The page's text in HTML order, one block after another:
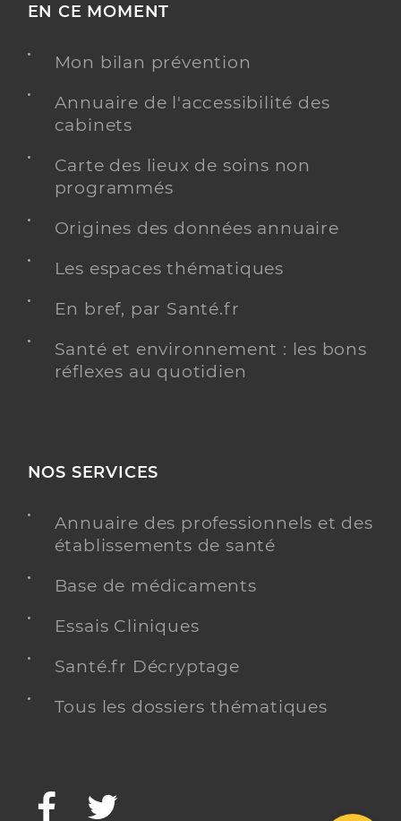
EN CE MOMENT
Mon bilan prévention
Annuaire de l'accessibilité des
cabinets
Carte des lieux de soins non
programmés
Origines des données annuaire
Les espaces thématiques
En bref, par Santé.fr
Santé et environnement : les bons
réflexes au quotidien
NOS SERVICES
Annuaire des professionnels et des
établissements de santé
Base de médicaments
Essais Cliniques
Santé.fr Décryptage
Tous les dossiers thématiques
Facebook